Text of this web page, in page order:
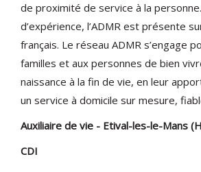
de proximité de service à la
d’expérience, l’ADMR est présente
français. Le réseau ADMR s’engage
familles et aux personnes de bien
naissance à la fin de vie, en leur
un service à domicile sur mesure,
Auxiliaire de vie - Etival-les-le-Mans
CDI